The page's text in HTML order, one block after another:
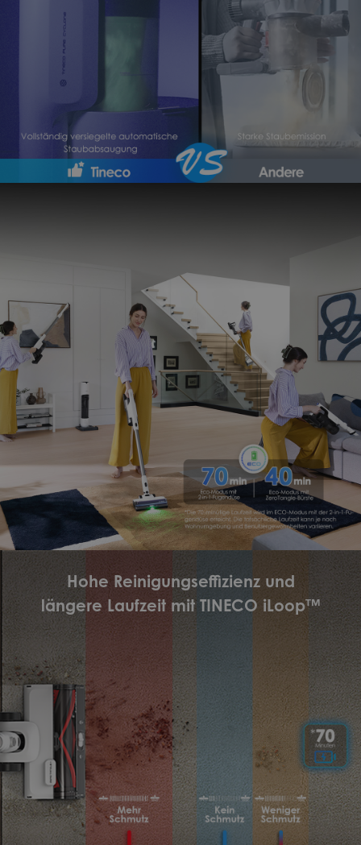
Hohe Reinigungseffizienz und
längere Laufzeit mit TINECO iLoop™